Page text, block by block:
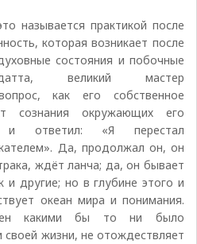
называется практикой после
которая возникает после
состояния и побочные
великий мастер
как его собственное
сознания окружающих его
и ответил: «Я перестал
Да, продолжал он, он
ждёт ланча; да, он бывает
и другие; но в глубине этого и
океан мира и понимания.
какими бы то ни было
жизни, не отождествляет